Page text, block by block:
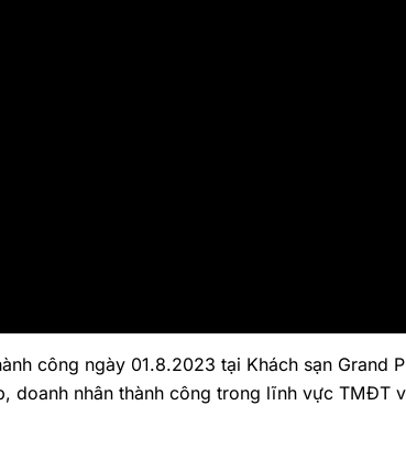
công ngày 01.8.2023 tại Khách sạn Grand
nhân thành công trong lĩnh vực TMĐT